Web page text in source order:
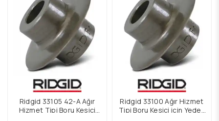
Ridgid 33105 42-A Ağır
Hizmet Tipi Boru Kesici
Ridgid 33100 Ağır Hizmet
Tipi Boru Kesici için Yedek